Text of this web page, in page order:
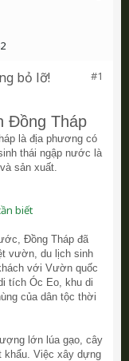
#1
bỏ lỡ!
Đồng Tháp
là địa phương có
thái ngập nước là
sản xuất.
biết
Đồng Tháp đã
vườn, du lịch sinh
với Vườn quốc
tích Óc Eo, khu di
của dân tộc thời
lớn lúa gạo, cây
khẩu. Việc xây dựng